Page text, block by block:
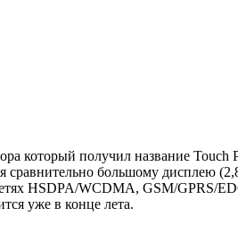
который получил название
большому дисплею
HSDPA/WCDMA, GSM/
уже в конце лета.